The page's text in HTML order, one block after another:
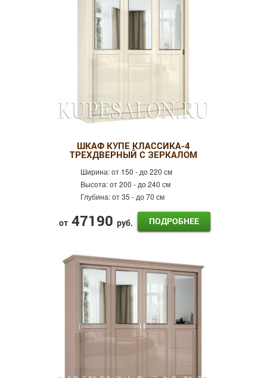
ШКАФ КУПЕ КЛАССИКА-4
ТРЕХДВЕРНЫЙ С ЗЕРКАЛОМ
Ширина:от 150 - до 220 см
Высота:от 200 - до 240 см
Глубина:от 35 - до 70 см
от 47190 руб. ПОДРОБНЕЕ